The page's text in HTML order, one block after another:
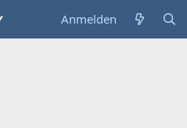
Anmelden